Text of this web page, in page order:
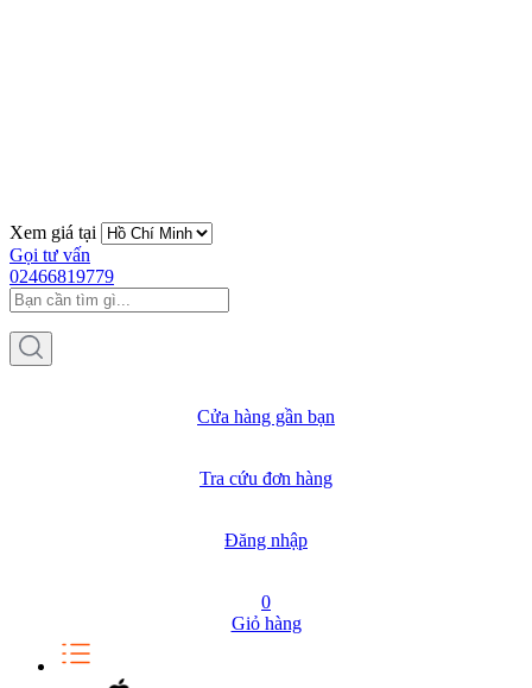
Xem giá tại
Gọi tư vấn
02466819779
Cửa hàng gần bạn
Tra cứu đơn hàng
Đăng nhập
0
Giỏ hàng